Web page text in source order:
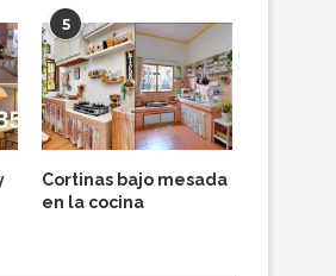
5
Cortinas bajo mesada
en la cocina